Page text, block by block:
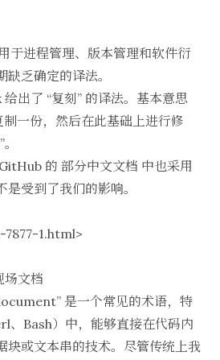
于进程管理、版本管理和软件衍
乏确定的译法。
出了 “复刻” 的译法。基本意思
一份，然后在此基础上进行修
的 部分中文文档 中也采用
受到了我们的影响。
1.html>
文档
是一个常见的术语，特
、Bash）中，能够直接在代码内
块或文本串的技术。尽管传统上我